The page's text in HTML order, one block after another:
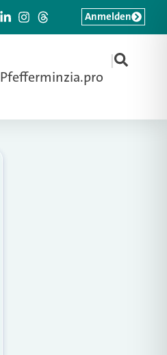
Pfefferminzia.pro
|
Anmelden